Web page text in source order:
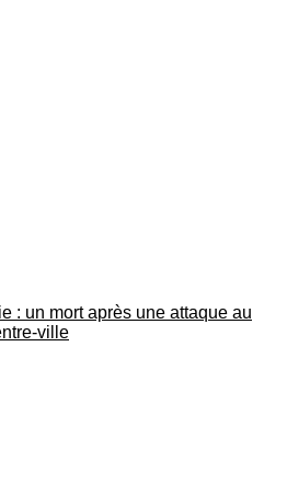
: un mort après une attaque au
ville